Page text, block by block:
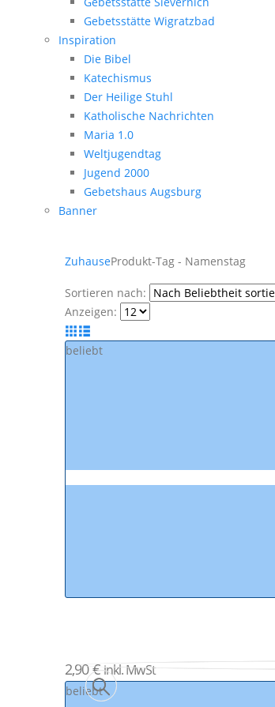
Gebetsstätte Wigratzbad
Inspiration
Die Bibel
Katechismus
Der Heilige Stuhl
Katholische Nachrichten
Maria 1.0
Weltjugendtag
Jugend 2000
Gebetshaus Augsburg
Banner
ZuhauseProdukt-Tag - Namenstag
Sortieren nach:
Anzeigen:
beliebt
2,90€ inkl. MwSt
beliebt